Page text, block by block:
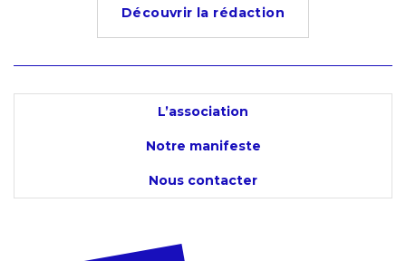
Découvrir la rédaction
L’association
Notre manifeste
Nous contacter